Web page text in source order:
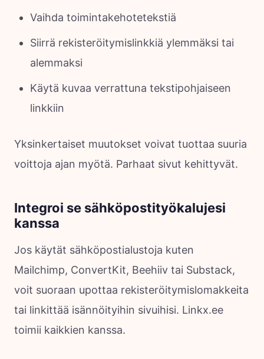
Vaihda toimintakehotetekstiä
Siirrä rekisteröitymislinkkiä ylemmäksi tai
alemmaksi
Käytä kuvaa verrattuna tekstipohjaiseen
linkkiin
Yksinkertaiset muutokset voivat tuottaa suuria
voittoja ajan myötä. Parhaat sivut kehittyvät.
Integroi se sähköpostityökalujesi
kanssa
Jos käytät sähköpostialustoja kuten
Mailchimp, ConvertKit, Beehiiv tai Substack,
voit suoraan upottaa rekisteröitymislomakkeita
tai linkittää isännöityihin sivuihisi. Linkx.ee
toimii kaikkien kanssa.